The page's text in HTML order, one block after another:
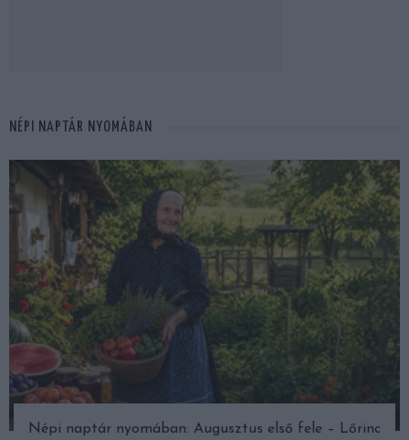
NÉPI NAPTÁR NYOMÁBAN
Népi naptár nyomában: Augusztus első fele – Lőrinc